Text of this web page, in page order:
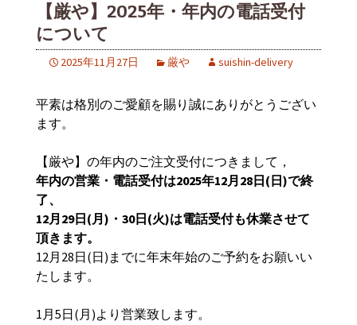
【厳や】2025年・年内の電話受付
について
2025年11月27日 厳や suishin-delivery
平素は格別のご愛顧を賜り誠にありがとうござい
ます。
【厳や】の年内のご注文受付につきまして，
年内の営業・電話受付は2025年12月28日(日)で終
了、
12月29日(月)・30日(火)は電話受付も休業させて
頂きます。
12月28日(日)までに年末年始のご予約をお願いい
たします。
1月5日(月)より営業致します。